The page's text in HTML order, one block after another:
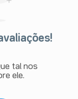
tal nos
ele.